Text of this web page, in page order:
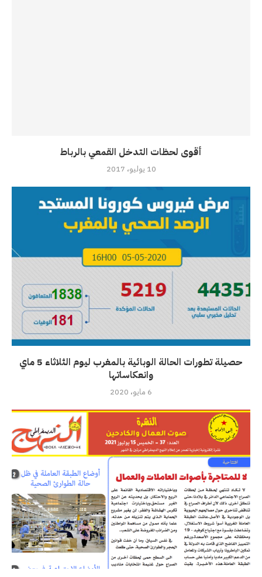
أقوى لحظات التدخل القمعي بالرباط
10 يوليو، 2017
حصيلة تطورات الحالة الوبائية بالمغرب ليوم الثلاثاء 5 ماي
وانعكاساتها
6 مايو، 2020